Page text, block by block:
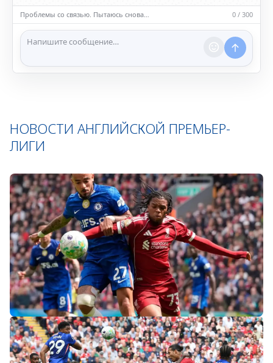
насилию.
ℹ️ Модераторы и администраторы вправе удалять
сообщения и ограничивать доступ к чату при
нарушении правил.
Проблемы со связью. Пытаюсь снова… 0 / 300
НОВОСТИ АНГЛИЙСКОЙ ПРЕМЬЕР-
ЛИГИ
«Слот не тот человек»: болельщики
«Ливерпуля» и «Челси» разнесли тренеров
после ничьей на «Энфилде»